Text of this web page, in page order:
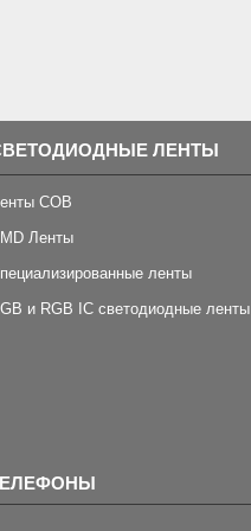
ЛЕНТЫ
COB
Ленты
ленты
и RGB IC светодиодные ленты